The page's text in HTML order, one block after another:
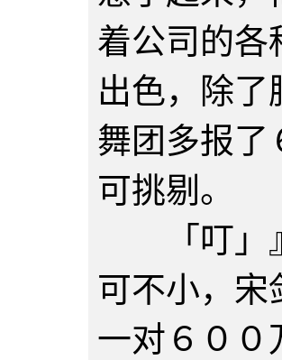
着公司的各
出色，除了
舞团多报了
可挑剔。
「叮」』
可不小，宋
一对６００